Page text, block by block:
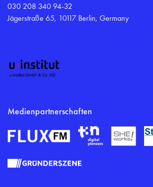
030 208 340 94-32
Jägerstraße 65, 10117 Berlin, Germany
Medienpartnerschaften